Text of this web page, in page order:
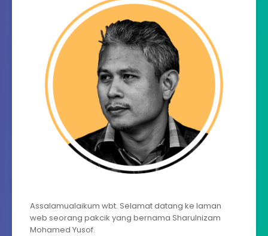
Assalamualaikum wbt. Selamat datang ke laman
web seorang pakcik yang bernama Sharulnizam
Mohamed Yusof.